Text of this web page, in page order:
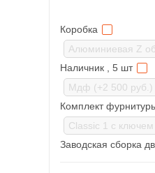
Коробка
Наличник , 5 шт
Комплект
Заводская сборка